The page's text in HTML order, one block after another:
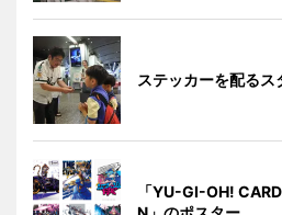
ステッカーを配るス
「YU-GI-OH!